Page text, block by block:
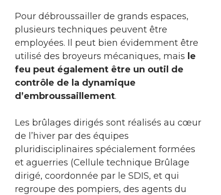
Pour débroussailler de grands espaces,
plusieurs techniques peuvent être
employées. Il peut bien évidemment être
utilisé des broyeurs mécaniques, mais le
feu peut également être un outil de
contrôle de la dynamique
d’embroussaillement.
Les brûlages dirigés sont réalisés au cœur
de l’hiver par des équipes
pluridisciplinaires spécialement formées
et aguerries (Cellule technique Brûlage
dirigé, coordonnée par le SDIS, et qui
regroupe des pompiers, des agents du